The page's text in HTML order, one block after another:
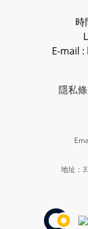
時
E-mail
隱私
地址：